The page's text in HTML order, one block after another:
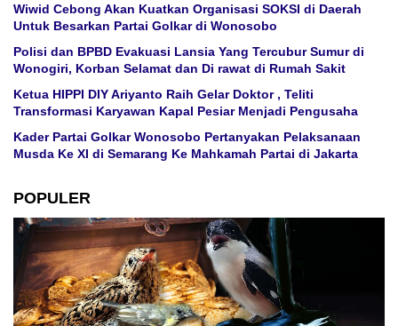
Wiwid Cebong Akan Kuatkan Organisasi SOKSI di Daerah
Untuk Besarkan Partai Golkar di Wonosobo
Polisi dan BPBD Evakuasi Lansia Yang Tercubur Sumur di
Wonogiri, Korban Selamat dan Di rawat di Rumah Sakit
Ketua HIPPI DIY Ariyanto Raih Gelar Doktor , Teliti
Transformasi Karyawan Kapal Pesiar Menjadi Pengusaha
Kader Partai Golkar Wonosobo Pertanyakan Pelaksanaan
Musda Ke XI di Semarang Ke Mahkamah Partai di Jakarta
POPULER